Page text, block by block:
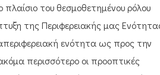
του θεσμοθετημένου ρόλου
της Περιφερειακής μας
ενότητα ως προς την
περισσότερο οι προοπτικές